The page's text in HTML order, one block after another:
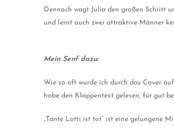
Dennoch wagt Julia den großen Schritt
und lernt auch zwei attraktive Männer
Mein Senf dazu:
Wie so oft wurde ich durch das Cover
habe den Klappentext gelesen, für gut
„Tante Lotti ist tot“ ist eine gelungene